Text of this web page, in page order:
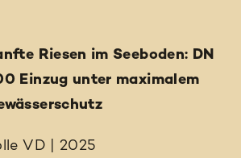
Riesen im Seeboden: DN
Einzug unter maximalem
VD | 2025